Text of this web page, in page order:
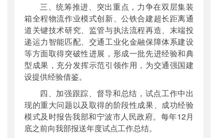
三、统筹推进、突出重点，力争在双层集装
箱全程物流作业模式创新、公铁合建超长距离通
道关键技术研究、监管与执法流程再造、末端投
递运力智能匹配、交通工业化金融保障体系建设
等方面取得突破性进展，形成一批先进经验和典
型成果，充分发挥示范引领作用，为交通强国建
设提供经验借鉴。
四、加强跟踪、督导和总结，试点工作中出
现的重大问题以及取得的阶段性成果、成功经验
模式及时报告我部和宁波市人民政府。每年12月
底之前向我部报送年度试点工作总结。